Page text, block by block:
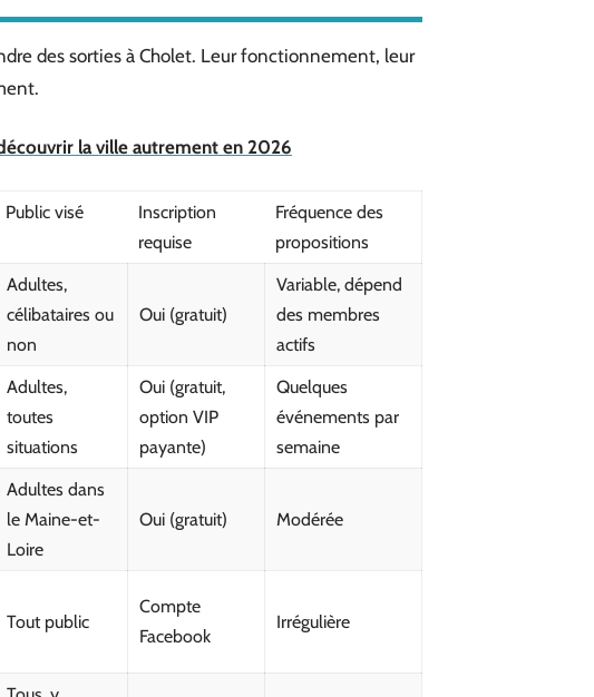
des sorties à Cholet. Leur fonctionnement, leur
la ville autrement en 2026
Public visé
Inscription
requise
Fréquence des
propositions
Adultes,
célibataires ou
non
Oui (gratuit)
Variable, dépend
des membres
actifs
Adultes,
toutes
situations
Oui (gratuit,
option VIP
payante)
Quelques
événements par
semaine
Adultes dans
le Maine-et-
Loire
Oui (gratuit) Modérée
Tout public
Compte
Facebook
Irrégulière